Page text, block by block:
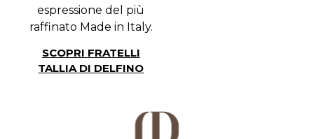
espressione del più
raffinato Made in Italy.
SCOPRI FRATELLI
TALLIA DI DELFINO